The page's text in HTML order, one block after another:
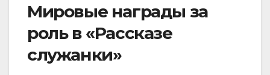
Мировые награды за
роль в «Рассказе
служанки»